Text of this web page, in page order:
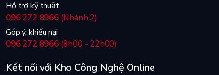
Hỗ trợ kỹ thuật
096 272 8966 (Nhánh 2)
Góp ý, khiếu nại
096 272 8966 (8h00 - 22h00)
Kết nối với Kho Công Nghệ Online